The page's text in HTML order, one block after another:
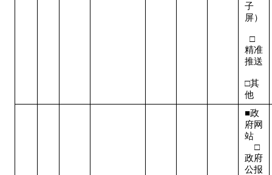
子
屏）
□
精准
推送
□其
他
■政
府网
站
□
政府
公报